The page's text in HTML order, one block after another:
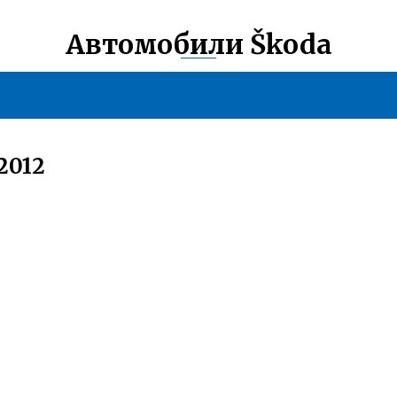
Автомобили Škoda